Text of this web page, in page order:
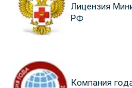
Лицензия
РФ
Компания